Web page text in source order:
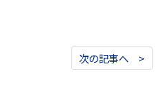
次の記事へ >